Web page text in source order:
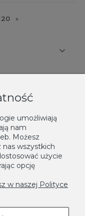
20 »
informacje o
się
umożliwiają
nam
Możesz
wszystkich
użycie
opcję
w naszej Polityce